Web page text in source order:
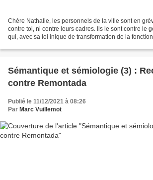
Chère Nathalie, les personnels de la ville sont en
contre toi, ni contre leurs cadres. Ils le sont contre le
qui, avec sa loi inique de transformation de la
Sémantique et sémiologie (3) :
contre Remontada
Publié le 11/12/2021 à 08:26
Par Marc Vuillemot